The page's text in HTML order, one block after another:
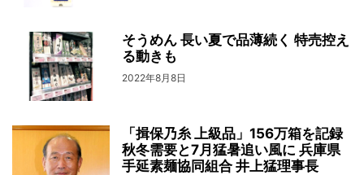
そうめん 長い夏で品薄続く 特売控え
る動きも
2022年8月8日
「揖保乃糸 上級品」156万箱を記録
秋冬需要と7月猛暑追い風に 兵庫県
手延素麺協同組合 井上猛理事長